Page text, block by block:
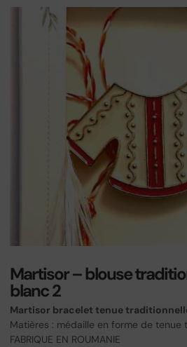
Martisor – blouse
blanc 2
Martisor bracelet tenue
Matières : médaille en forme de tenue
FABRIQUE EN ROUMANIE